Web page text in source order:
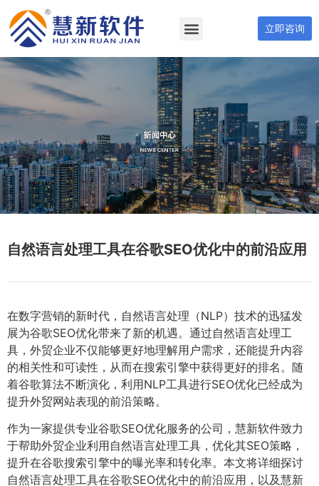
立即咨询
自然语言处理工具在谷歌SEO优化中的前沿应用
在数字营销的新时代，自然语言处理（NLP）技术的迅猛发
展为谷歌SEO优化带来了新的机遇。通过自然语言处理工
具，外贸企业不仅能够更好地理解用户需求，还能提升内容
的相关性和可读性，从而在搜索引擎中获得更好的排名。随
着谷歌算法不断演化，利用NLP工具进行SEO优化已经成为
提升外贸网站表现的前沿策略。
作为一家提供专业谷歌SEO优化服务的公司，慧新软件致力
于帮助外贸企业利用自然语言处理工具，优化其SEO策略，
提升在谷歌搜索引擎中的曝光率和转化率。本文将详细探讨
自然语言处理工具在谷歌SEO优化中的前沿应用，以及慧新